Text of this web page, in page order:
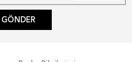
GÖNDER